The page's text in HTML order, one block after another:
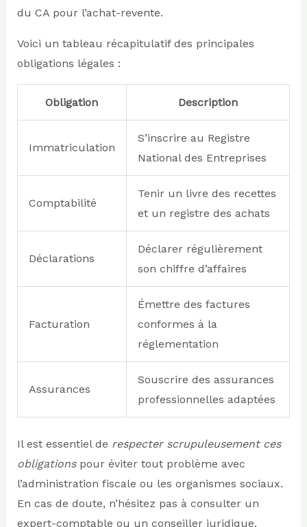
du CA pour l’achat-revente.
Voici un tableau récapitulatif des principales
obligations légales :
Obligation Description
Immatriculation
S’inscrire au Registre
National des Entreprises
Comptabilité
Tenir un livre des recettes
et un registre des achats
Déclarations
Déclarer régulièrement
son chiffre d’affaires
Facturation
Émettre des factures
conformes à la
réglementation
Assurances
Souscrire des assurances
professionnelles adaptées
Il est essentiel de respecter scrupuleusement ces
obligationspour éviter tout problème avec
l’administration fiscale ou les organismes sociaux.
En cas de doute, n’hésitez pas à consulter un
expert-comptable ou un conseiller juridique.